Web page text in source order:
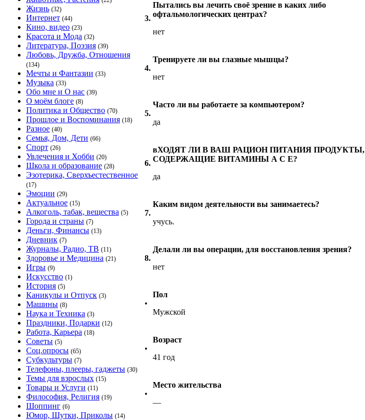
Жизнь (32)
Интернет (44)
Кино, видео (23)
Красота и Мода (32)
Литература, Поэзия (39)
Любовь, Дружба, Отношения
(134)
Мечты и Фантазии (33)
Музыка (33)
Обо мне и О нас (39)
О моём блоге (8)
Политика и Общество (70)
Прошлое и Воспоминания (18)
Разное (40)
Семья, Дом, Дети (66)
Спорт (26)
Увлечения и Хобби (20)
Школа и образование (28)
Эзотерика, Сверхъестественное
(17)
Эмоции (29)
Актуальное (15)
Алкоголь, табак, вещества (5)
Города и страны (7)
Деньги, Финансы (13)
Дневник (7)
Журналы, Радио, ТВ (11)
Здоровье и Медицина (21)
Игры (9)
Искусство (1)
История (5)
Каникулы и Отпуск (3)
Машины (8)
Наука и Техника (3)
Праздники, Подарки (12)
Работа, Карьера (18)
Советы (5)
Соц.опросы (65)
Субкультуры (7)
Телефоны, плееры, гаджеты (30)
Темы для взрослых (15)
Товары и Услуги (11)
Философия, Религия (19)
Шоппинг (6)
Юмор, Шутки, Приколы (14)
3.
Пытались вы лечить своё зрение в каких либо
офтальмологических центрах?
нет
4.
Тренируете ли вы глазные мышцы?
нет
5.
Часто ли вы работаете за компьютером?
да
6.
вХОДЯТ ЛИ В ВАШ РАЦИОН ПИТАНИЯ ПРОДУКТЫ,
СОДЕРЖАЩИЕ ВИТАМИНЫ А С Е?
да
7.
Каким видом деятельности вы занимаетесь?
учусь.
8.
Делали ли вы операции, для восстановления зрения?
нет
•
Пол
Мужской
•
Возраст
41 год
•
Место жительства
—